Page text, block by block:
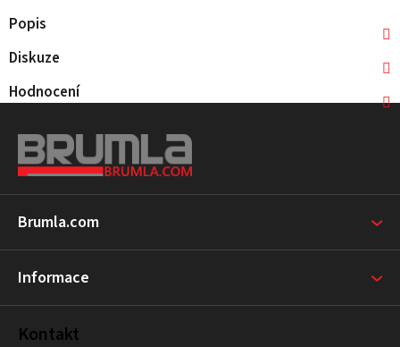
Popis
Diskuze
Hodnocení
a
í
Brumla.com
Informace
Kontakt